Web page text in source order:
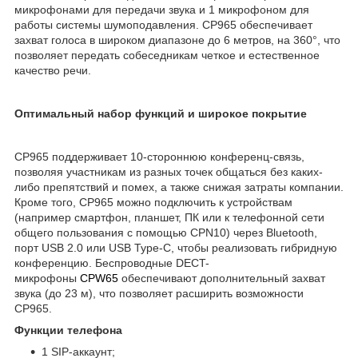
микрофонами для передачи звука и 1 микрофоном для
работы системы шумоподавления. CP965 обеспечивает
захват голоса в широком диапазоне до 6 метров, на 360°, что
позволяет передать собеседникам четкое и естественное
качество речи.
Оптимальный набор функций и широкое покрытие
CP965 поддерживает 10-стороннюю конференц-связь,
позволяя участникам из разных точек общаться без каких-
либо препятствий и помех, а также снижая затраты компании.
Кроме того, CP965 можно подключить к устройствам
(например смартфон, планшет, ПК или к телефонной сети
общего пользования с помощью CPN10) через Bluetooth,
порт USB 2.0 или USB Type-C, чтобы реализовать гибридную
конференцию. Беспроводные DECT-
микрофоны CPW65 обеспечивают дополнительный захват
звука (до 23 м), что позволяет расширить возможности
CP965.
Функции телефона
1 SIP-аккаунт;